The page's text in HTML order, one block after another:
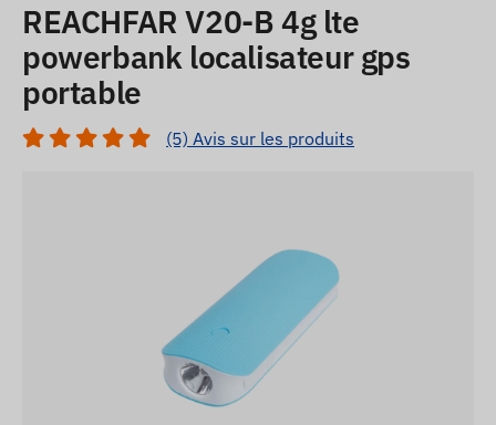
REACHFAR V20-B 4g lte
powerbank localisateur gps
portable
(5) Avis sur les produits